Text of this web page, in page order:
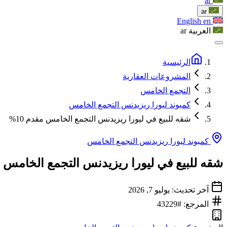
ar
English en
العربية ar
الرئيسية
المشروعات العقارية
التجمع الخامس
كمبوند ليورا ريزيدنس التجمع الخامس
شقه للبيع في ليورا ريزيدنس التجمع الخامس مقدم 10%
كمبوند ليورا ريزيدنس التجمع الخامس
شقه للبيع في ليورا ريزيدنس التجمع الخامس
آخر تحديث: يوليو 7, 2026
المرجع: #43229